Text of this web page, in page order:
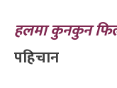
हलमा कुनकुन
पहिचान